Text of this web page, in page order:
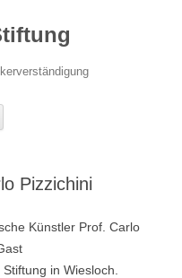
Pizzichini
Künstler Prof. Carlo
in Wiesloch.